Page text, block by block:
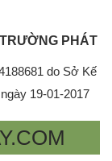
PHÁT
do Sở Kế
19-01-2017